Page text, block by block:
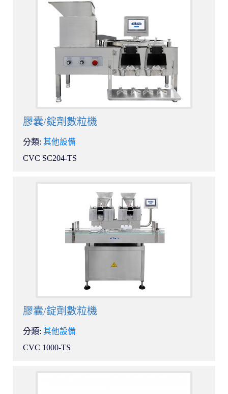
膠囊/錠劑數粒機
分類: 其他設備
CVC SC204-TS
膠囊/錠劑數粒機
分類: 其他設備
CVC 1000-TS